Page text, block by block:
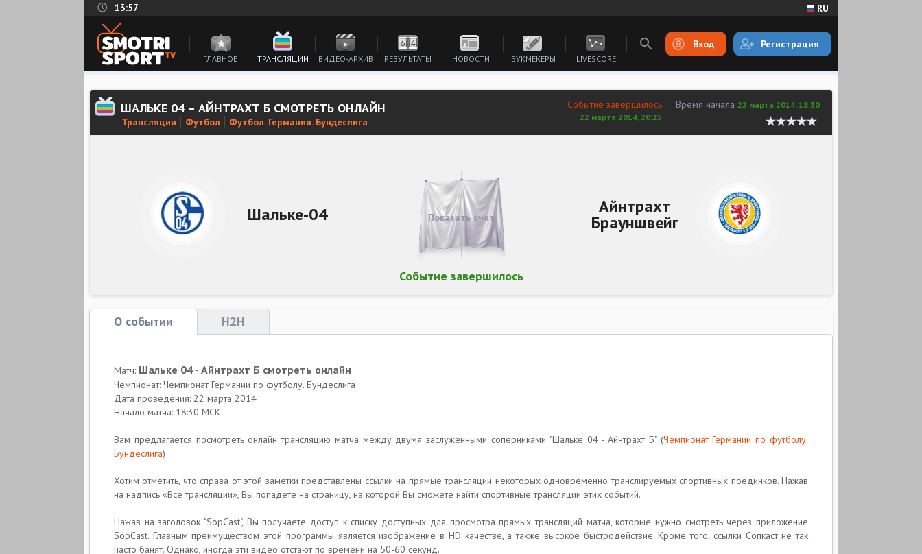
13:57 RU
ГЛАВНОЕ ТРАНСЛЯЦИИ ВИДЕО-АРХИВ РЕЗУЛЬТАТЫ НОВОСТИ БУКМЕКЕРЫ LIVESCORE
Вход Регистрация
ШАЛЬКЕ 04 – АЙНТРАХТ Б СМОТРЕТЬ ОНЛАЙН
Трансляции Футбол Футбол. Германия. Бундеслига
Время начала 22 марта 2014, 18:30
Событие завершилось
22 марта 2014, 20:25
Шальке-04 Айнтрахт
Брауншвейг
Событие завершилось
Показать счет
О событии H2H
Матч: Шальке 04 - Айнтрахт Б смотреть онлайн
Чемпионат: Чемпионат Германии по футболу. Бундеслига
Дата проведения: 22 марта 2014
Начало матча: 18:30 МСК
Вам предлагается посмотреть онлайн трансляцию матча между двумя заслуженными соперниками "Шальке 04 - Айнтрахт Б" (Чемпионат Германии по футболу.
Бундеслига)
Хотим отметить, что справа от этой заметки представлены ссылки на прямые трансляции некоторых одновременно транслируемых спортивных поединков. Нажав
на надпись «Все трансляции», Вы попадете на страницу, на которой Вы сможете найти спортивные трансляции этих событий.
Нажав на заголовок "SopCast", Вы получаете доступ к списку доступных для просмотра прямых трансляций матча, которые нужно смотреть через приложение
SopCast. Главным преимуществом этой программы является изображение в HD качестве, а также высокое быстродействие. Кроме того, ссылки Сопкаст не так
часто банят. Однако, иногда эти видео отстают по времени на 50-60 секунд.